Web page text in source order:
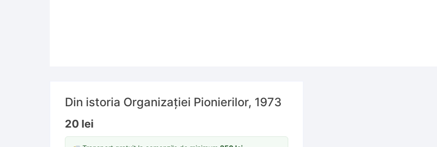
Din istoria Organizației Pionierilor, 1973
20 lei